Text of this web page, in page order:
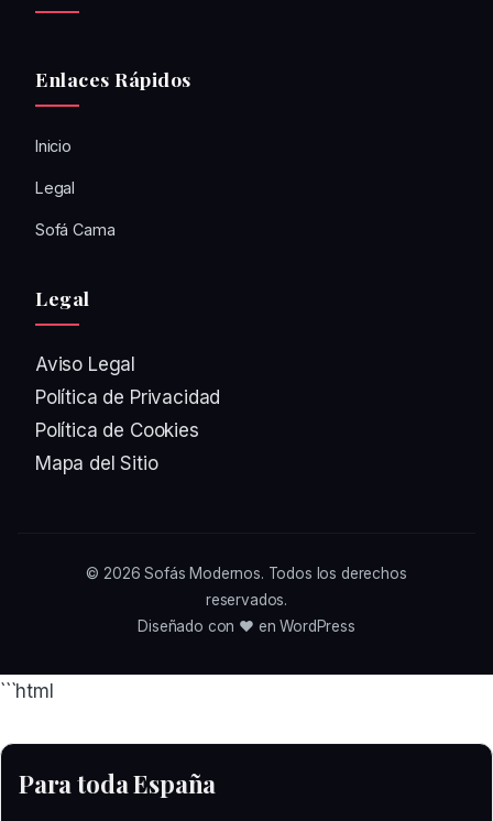
Enlaces Rápidos
Inicio
Legal
Sofá Cama
Legal
Aviso Legal
Política de Privacidad
Política de Cookies
Mapa del Sitio
© 2026Sofás Modernos. Todos los derechos
reservados.
Diseñado con ❤️ en WordPress
```html
Para toda España